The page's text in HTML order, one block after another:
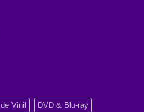
Vinil DVD & Blu-ray